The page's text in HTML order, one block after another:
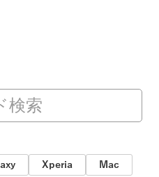
Xperia
Mac